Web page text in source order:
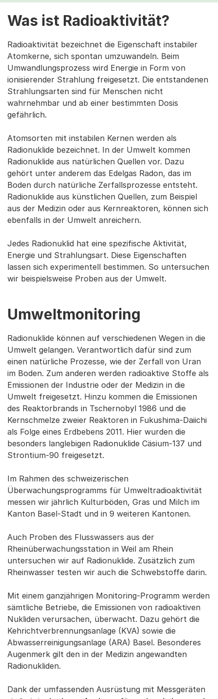
Was ist Radioaktivität?
Radioaktivität bezeichnet die Eigenschaft instabiler
Atomkerne, sich spontan umzuwandeln. Beim
Umwandlungsprozess wird Energie in Form von
ionisierender Strahlung freigesetzt. Die entstandenen
Strahlungsarten sind für Menschen nicht
wahrnehmbar und ab einer bestimmten Dosis
gefährlich.
Atomsorten mit instabilen Kernen werden als
Radionuklide bezeichnet. In der Umwelt kommen
Radionuklide aus natürlichen Quellen vor. Dazu
gehört unter anderem das Edelgas Radon, das im
Boden durch natürliche Zerfallsprozesse entsteht.
Radionuklide aus künstlichen Quellen, zum Beispiel
aus der Medizin oder aus Kernreaktoren, können sich
ebenfalls in der Umwelt anreichern.
Jedes Radionuklid hat eine spezifische Aktivität,
Energie und Strahlungsart. Diese Eigenschaften
lassen sich experimentell bestimmen. So untersuchen
wir beispielsweise Proben aus der Umwelt.
Umweltmonitoring
Radionuklide können auf verschiedenen Wegen in die
Umwelt gelangen. Verantwortlich dafür sind zum
einen natürliche Prozesse, wie der Zerfall von Uran
im Boden. Zum anderen werden radioaktive Stoffe als
Emissionen der Industrie oder der Medizin in die
Umwelt freigesetzt. Hinzu kommen die Emissionen
des Reaktorbrands in Tschernobyl 1986 und die
Kernschmelze zweier Reaktoren in Fukushima-Daiichi
als Folge eines Erdbebens 2011. Hier wurden die
besonders langlebigen Radionuklide Cäsium-137 und
Strontium-90 freigesetzt.
Im Rahmen des schweizerischen
Überwachungsprogramms für Umweltradioaktivität
messen wir jährlich Kulturböden, Gras und Milch im
Kanton Basel-Stadt und in 9 weiteren Kantonen.
Auch Proben des Flusswassers aus der
Rheinüberwachungsstation in Weil am Rhein
untersuchen wir auf Radionuklide. Zusätzlich zum
Rheinwasser testen wir auch die Schwebstoffe darin.
Mit einem ganzjährigen Monitoring-Programm werden
sämtliche Betriebe, die Emissionen von radioaktiven
Nukliden verursachen, überwacht. Dazu gehört die
Kehrichtverbrennungsanlage (KVA) sowie die
Abwasserreinigungsanlage (ARA) Basel. Besonderes
Augenmerk gilt den in der Medizin angewandten
Radionukliden.
Dank der umfassenden Ausrüstung mit Messgeräten